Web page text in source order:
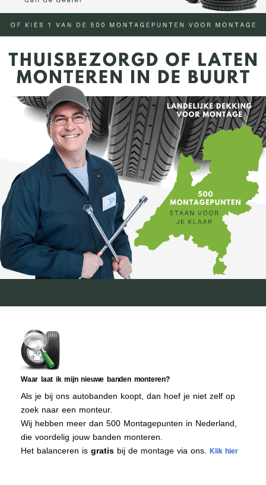
Waar laat ik mijn nieuwe banden monteren?
Als je bij ons autobanden koopt, dan hoef je niet zelf op
zoek naar een monteur.
Wij hebben meer dan 500 Montagepunten in Nederland,
die voordelig jouw banden monteren.
Het balanceren is gratis bij de montage via ons. Klik hier